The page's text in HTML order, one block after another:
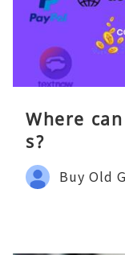
Where
s?
Buy Old